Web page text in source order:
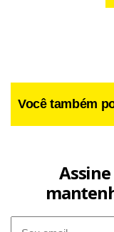
mais ostensivo e
Você também